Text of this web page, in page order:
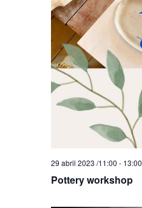
Pottery workshop
29 abril 2023 /11:00 - 13:00